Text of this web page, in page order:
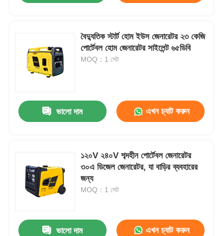
বৈদ্যুতিক স্টার্ট হোম ইউস জেনারেটর ২৩ কেজি
পোর্টেবল হোম জেনারেটর সাইলেন্ট ৬৫ডিবি
MOQ：1 সেট
ভালো দাম এখন চ্যাট করুন
১২০V ২৪০V শব্দহীন পোর্টেবল জেনারেটর
৩০এ ডিজেল জেনারেটর, যা বাড়ির ব্যবহারের
জন্য
MOQ：1 সেট
ভালো দাম এখন চ্যাট করুন